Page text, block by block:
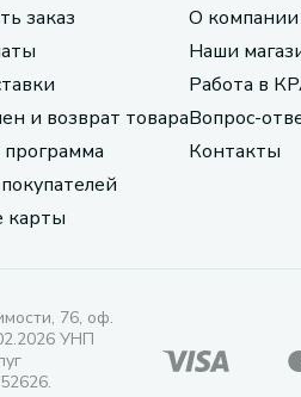
заказ
и возврат товара
карты
О компании
Наши
Работа в
Вопрос-
Контакты
76, оф.
УНП